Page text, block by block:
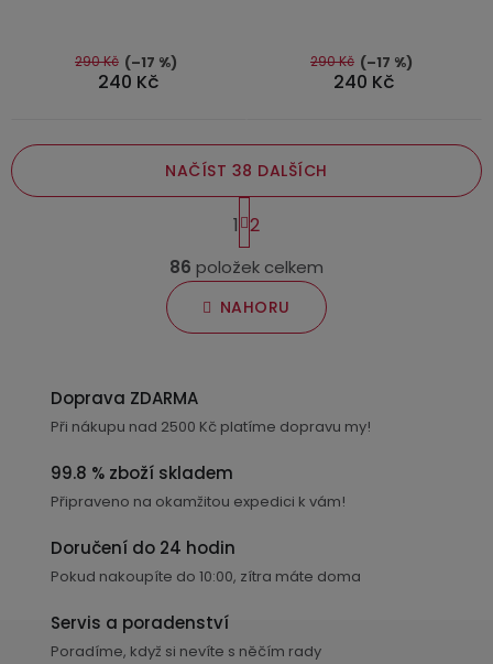
5
hvězdiček.
240 Kč
290 Kč (–17 %)
240 Kč
290 Kč (–17 %)
O
v
l
á
í
v
y
p
NAČÍST 38 DALŠÍCH
t
r
á
n
n
í
1 2
86 položek celkem
NAHORU
Doprava ZDARMA
Při nákupu nad 2500 Kč platíme dopravu my!
99.8 % zboží skladem
Připraveno na okamžitou expedici k vám!
Doručení do 24 hodin
Pokud nakoupíte do 10:00, zítra máte doma
Servis a poradenství
Poradíme, když si nevíte s něčím rady